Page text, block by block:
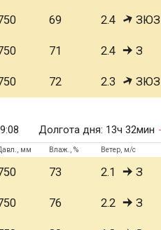
69 2.4 ЗЮЗ
71 2.4 З
72 2.3 ЗЮЗ
Долгота дня: 13ч 32мин
мм Влаж., % Ветер, м/с
73 2.1 З
76 2.2 З